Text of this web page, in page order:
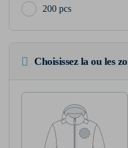
200 pcs
Choisissez la ou les